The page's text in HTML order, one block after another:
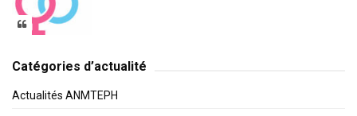
Catégories d’actualité
Actualités ANMTEPH